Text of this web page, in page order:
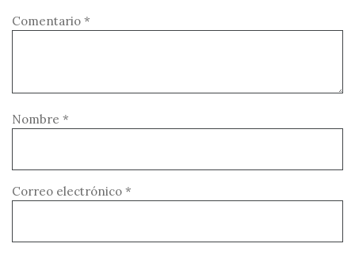
Comentario *
Nombre *
Correo electrónico *